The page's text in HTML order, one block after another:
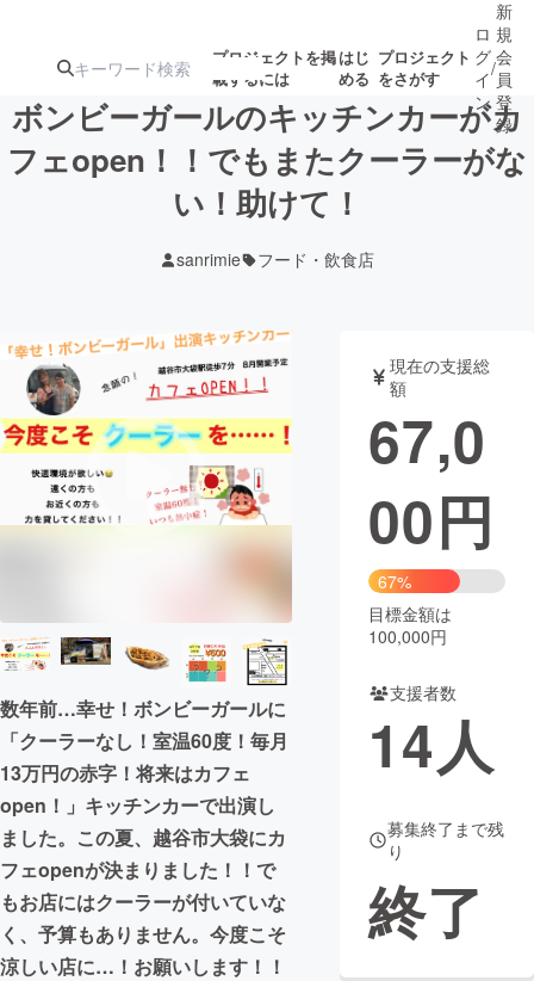
プロジェクトを掲
載するには
はじ
める
プロジェクト
をさがす
注目の新着プロ募集終了が近いプ
テクノロジー・ガジェット
映像・映画 書籍・雑誌
ビジネス・起業 チャレンジ
CAMPFIRE for Social Good
CAMPFIRE Creation
CAMPFIREふるさと納税machi-ya コミュニティ
ロ
グ
イ
ン
/
新
規
会
員
登
録
ボンビーガールのキッチンカーがカ
フェopen！！でもまたクーラーがな
い！助けて！
sanrimie フード・飲食店
数年前…幸せ！ボンビーガールに
「クーラーなし！室温60度！毎月
13万円の赤字！将来はカフェ
open！」キッチンカーで出演し
ました。この夏、越谷市大袋にカ
フェopenが決まりました！！で
もお店にはクーラーが付いていな
く、予算もありません。今度こそ
涼しい店に…！お願いします！！
現在の支援総
額
67,0
00円
67%
目標金額は
100,000円
支援者数
14人
募集終了まで残
り
終了